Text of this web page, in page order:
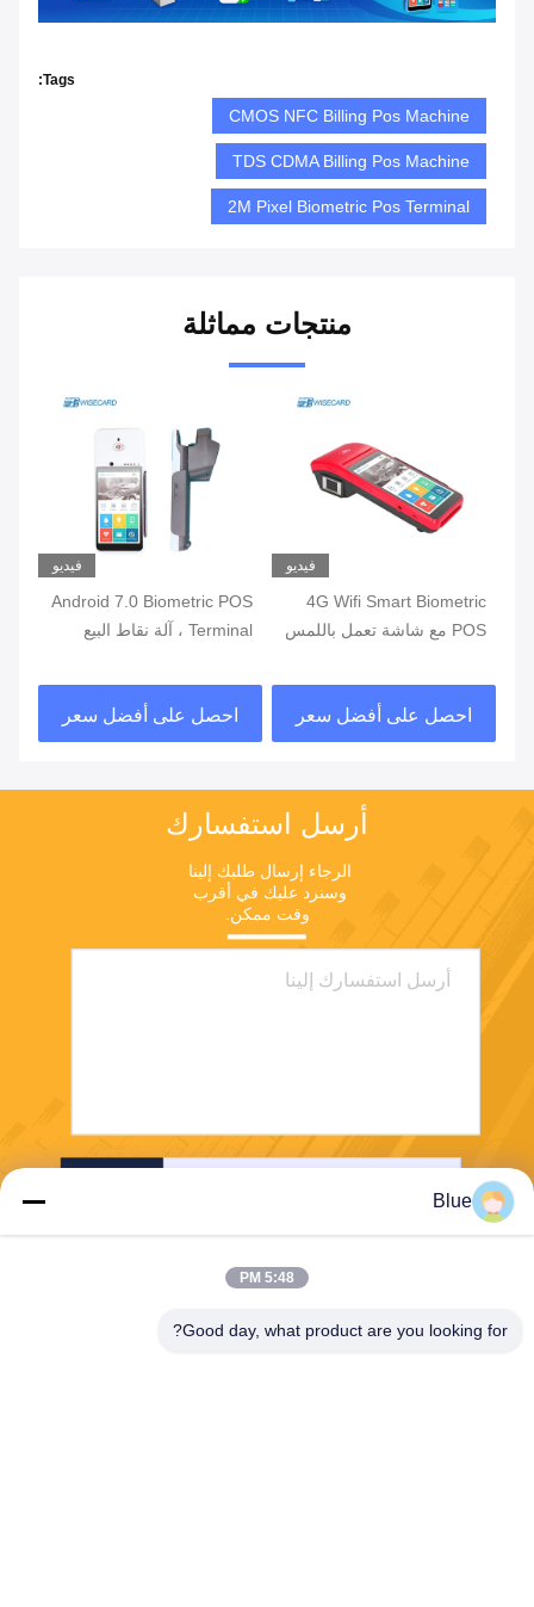
Tags:
CMOS NFC Billing Pos Machine
TDS CDMA Billing Pos Machine
2M Pixel Biometric Pos Terminal
منتجات مماثلة
فيديو
4G Wifi Smart Biometric
POS مع شاشة تعمل باللمس
احصل على أفضل سعر
فيديو
Android 7.0 Biometric POS
Terminal ، آلة نقاط البيع
في البطارية
احصل على أفضل سعر
أرسل استفسارك
وقت ممكن.
Blue
5:48 PM
Good day, what product are you looking for?